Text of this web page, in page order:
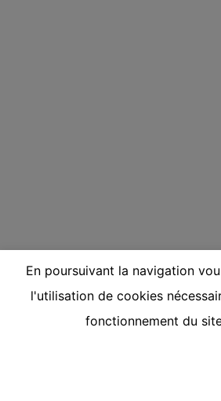
En poursuivant la navigation
l'utilisation de cookies
fonctionnement du